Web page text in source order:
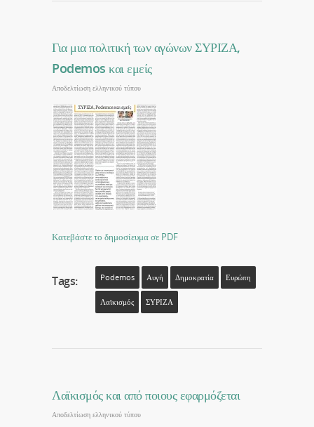
Για μια πολιτική των αγώνων ΣΥΡΙΖΑ,
Podemos και εμείς
Αποδελτίωση ελληνικού τύπου
Κατεβάστε το δημοσίευμα σε PDF
Tags: Podemos Αυγή Δημοκρατία Ευρώπη
Λαϊκισμός ΣΥΡΙΖΑ
Λαϊκισμός και από ποιους εφαρμόζεται
Αποδελτίωση ελληνικού τύπου